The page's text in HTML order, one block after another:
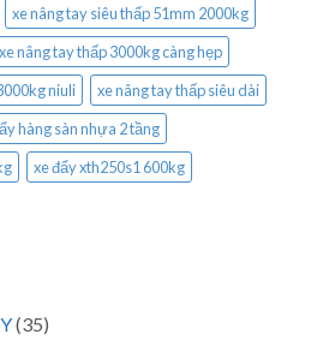
xe nâng tay siêu thấp 51mm 2000kg
xe nâng tay thấp 3000kg càng hẹp
niuli
xe nâng tay thấp siêu dài
hàng sàn nhựa 2 tầng
xe đẩy xth250s1 600kg
(35)